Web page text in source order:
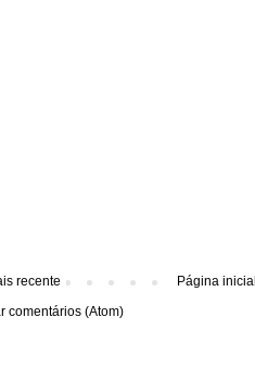
recente
Página inicial
comentários (Atom)